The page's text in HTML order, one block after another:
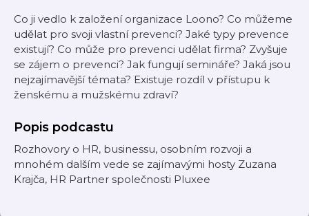
Co ji vedlo k založení organizace Loono? Co můžeme
udělat pro svoji vlastní prevenci? Jaké typy prevence
existují? Co může pro prevenci udělat firma? Zvyšuje
se zájem o prevenci? Jak fungují semináře? Jaká jsou
nejzajímavější témata? Existuje rozdíl v přístupu k
ženskému a mužskému zdraví?
Popis podcastu
Rozhovory o HR, businessu, osobním rozvoji a
mnohém dalším vede se zajímavými hosty Zuzana
Krajča, HR Partner společnosti Pluxee